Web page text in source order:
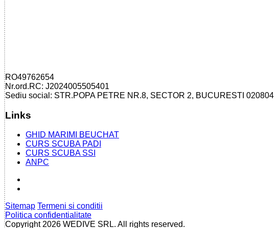
RO49762654
Nr.ord.RC: J2024005505401
Sediu social: STR.POPA PETRE NR.8, SECTOR 2, BUCURESTI 020804
Links
GHID MARIMI BEUCHAT
CURS SCUBA PADI
CURS SCUBA SSI
ANPC
Sitemap Termeni si conditii
Politica confidentialitate
Copyright 2026 WEDIVE SRL. All rights reserved.